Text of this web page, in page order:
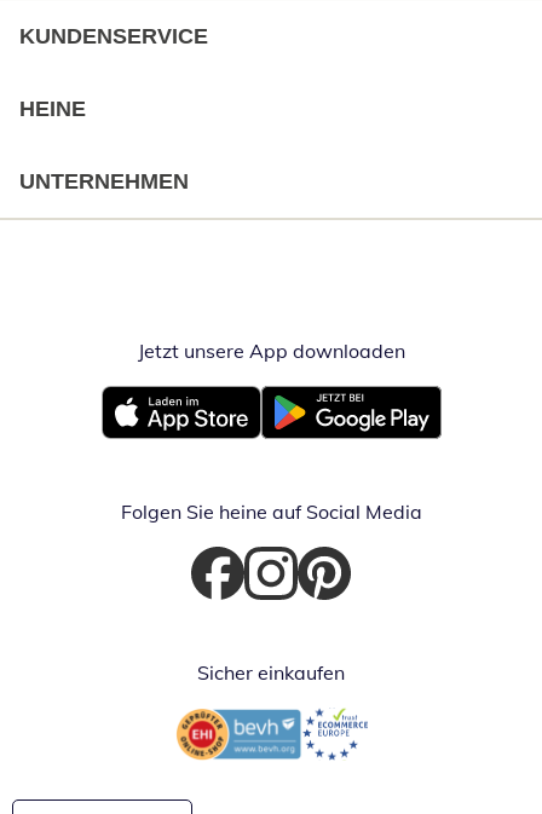
KUNDENSERVICE
HEINE
UNTERNEHMEN
Jetzt unsere App downloadenÖffnet in
Öffnet in neuem FensterÖffnet in neuem Fenster
Folgen Sie heine auf Social Media
Öffnet in neuem Fenster
Öffnet in neuem Fenster
Öffnet in neuem Fenster
Sicher einkaufen
Öffnet in neuem FensterÖffnet in neuem Fenster